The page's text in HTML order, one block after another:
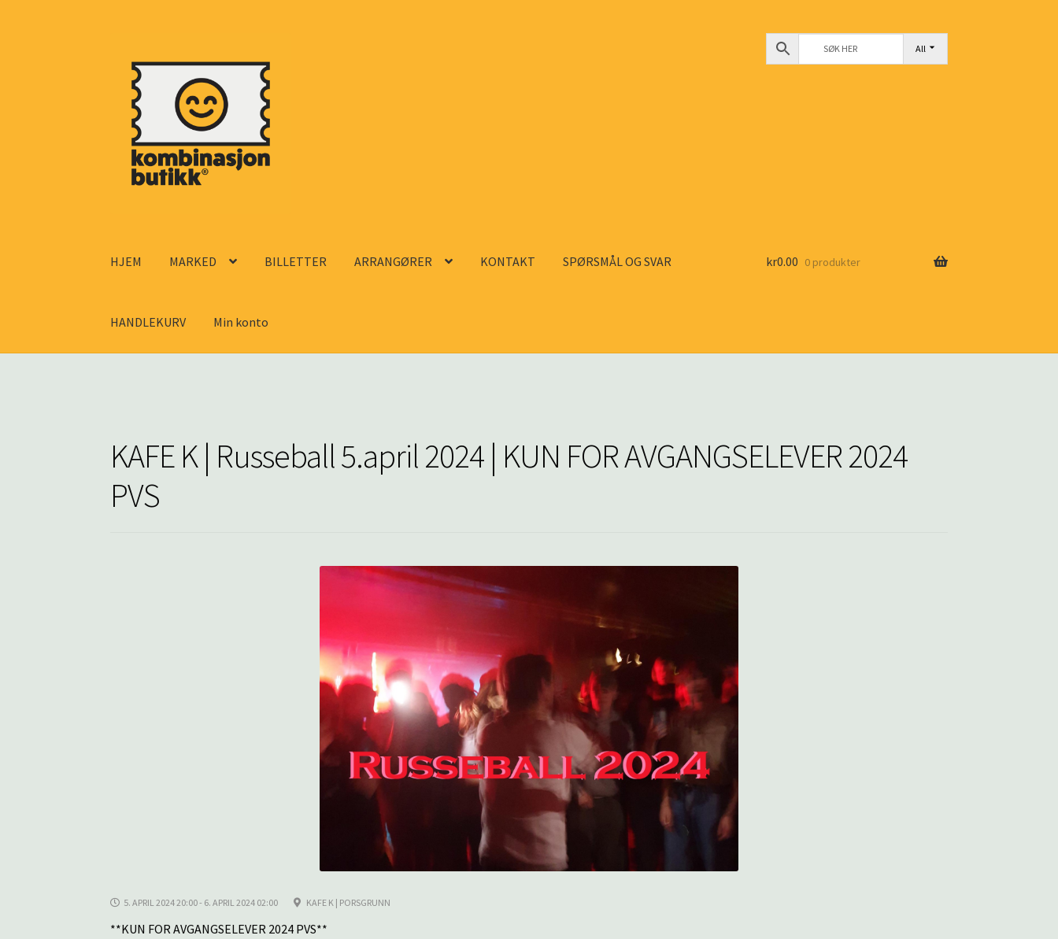
navigasjon
innhold
All
HJEM MARKED BILLETTER ARRANGØRER KONTAKT SPØRSMÅL OG SVAR
HANDLEKURV Min konto
kr0.00 0 produkter
KAFE K | Russeball 5.april 2024 | KUN FOR AVGANGSELEVER 2024
PVS
5. APRIL 2024 20:00 - 6. APRIL 2024 02:00 KAFE K | PORSGRUNN
**KUN FOR AVGANGSELEVER 2024 PVS**